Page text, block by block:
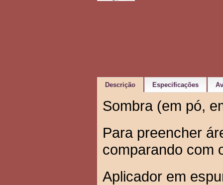
Descrição Especificações
Sombra (em pó,
Para preencher
comparando com
Aplicador em